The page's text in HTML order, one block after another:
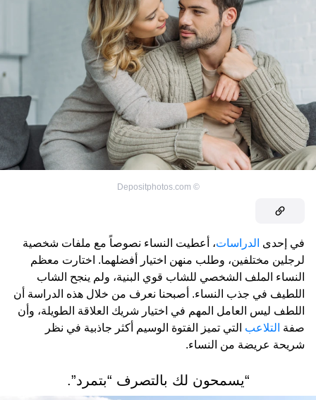
©
Depositphotos.com
في إحدى الدراسات، أعطيت النساء نصوصاً مع ملفات شخصية
لرجلين مختلفين، وطلب منهن اختيار أفضلهما. اختارت معظم
النساء الملف الشخصي للشاب قوي البنية، ولم ينجح الشاب
اللطيف في جذب النساء. أصبحنا نعرف من خلال هذه الدراسة أن
اللطف ليس العامل المهم في اختيار شريك العلاقة الطويلة، وأن
صفة التلاعب التي تميز الفتوة الوسيم أكثر جاذبية في نظر
شريحة عريضة من النساء.
“يسمحون لك بالتصرف “بتمرد”.